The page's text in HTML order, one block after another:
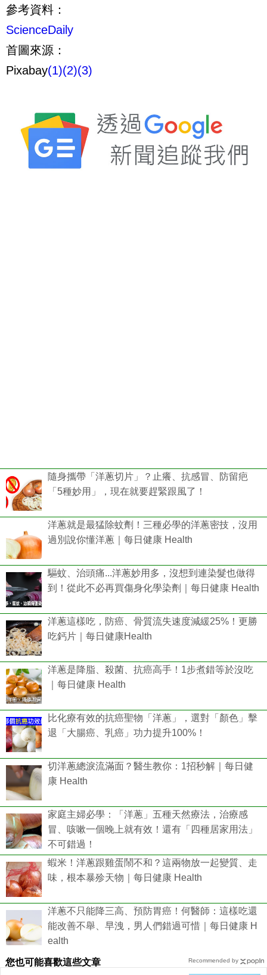
參考資料：
ScienceDaily
首圖來源：
Pixabay(1)(2)(3)
隨身攜帶「洋蔥切片」？止癢、抗感冒、防留疤
「5種妙用」，現在就要趕緊跟風了！
洋蔥就是最猛除蚊劑！三種必學的洋蔥密技，沒用
過別說你懂洋蔥｜每日健康 Health
驅蚊、治頭痛...洋蔥妙用多，沒想到連染髮也做得
到！從此不必再買傷身化學染劑｜每日健康 Health
洋蔥這樣吃，防癌、骨質流失速度減緩25%！更勝
吃鈣片｜每日健康Health
洋蔥是降脂、殺菌、抗癌高手！1步煮錯等於沒吃
｜每日健康 Health
比化療有效的抗癌聖物「洋蔥」，選對「顏色」擊
退「大腸癌、乳癌」功力提升100%！
切洋蔥總淚流滿面？醫生教你：1招秒解｜每日健
康 Health
家庭主婦必學：「洋蔥」五種天然療法，治療感
冒、咳嗽一個晚上就有效！還有「四種居家用法」
不可錯過！
蝦米！洋蔥跟雞蛋鬧不和？這兩物放一起變質、走
味，根本暴殄天物｜每日健康 Health
洋蔥不只能降三高、預防胃癌！何醫師：這樣吃還
能改善不舉、早洩，男人們錯過可惜｜每日健康 H
ealth
您也可能喜歡這些文章
Recommended by